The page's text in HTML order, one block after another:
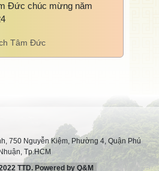
Đức chúc mừng năm
Tâm Đức
750 Nguyễn Kiệm, Phường 4, Quận Phú
Nhuận, Tp.HCM
TTD. Powered by Q&M